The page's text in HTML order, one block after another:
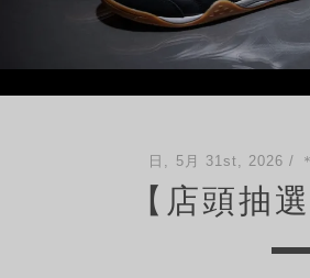
日, 5月 31st, 2026 /
【店頭抽